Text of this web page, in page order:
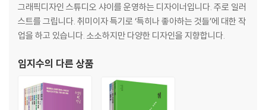
그래픽디자인 스튜디오 샤이를 운영하는 디자이너입니다. 주로 일러
스트를 그립니다. 취미이자 특기로 ‘특히나 좋아하는 것들’에 대한 작
업을 하고 있습니다. 소소하지만 다양한 디자인을 지향합니다.
임지수의 다른 상품